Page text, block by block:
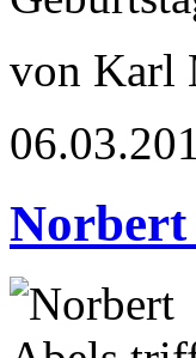
von Karl
Norbert